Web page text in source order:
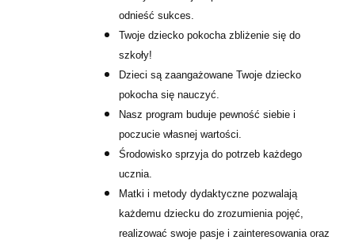
odnieść sukces.
Twoje dziecko pokocha zbliżenie się do
szkoły!
Dzieci są zaangażowane Twoje dziecko
pokocha się nauczyć.
Nasz program buduje pewność siebie i
poczucie własnej wartości.
Środowisko sprzyja do potrzeb każdego
ucznia.
Matki i metody dydaktyczne pozwalają
każdemu dziecku do zrozumienia pojęć,
realizować swoje pasje i zainteresowania oraz